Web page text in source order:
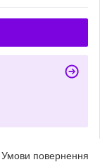
Умови повернення